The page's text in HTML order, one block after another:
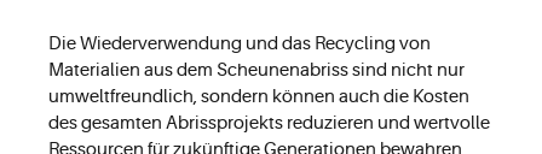
Die Wiederverwendung und das Recycling von
Materialien aus dem Scheunenabriss sind nicht nur
umweltfreundlich, sondern können auch die Kosten
des gesamten Abrissprojekts reduzieren und wertvolle
Ressourcen für zukünftige Generationen bewahren.